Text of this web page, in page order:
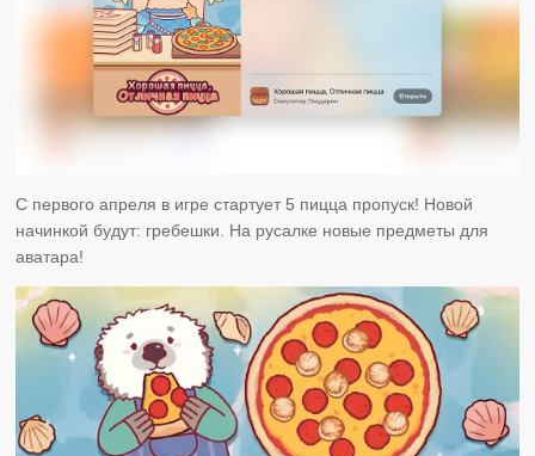
С первого апреля в игре стартует 5 пицца пропуск! Новой
начинкой будут: гребешки. На русалке новые предметы для
аватара!